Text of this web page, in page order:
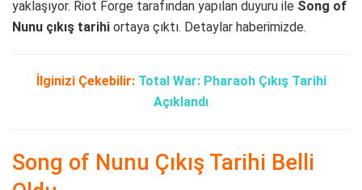
yaklaşıyor. Riot Forge tarafından yapılan duyuru ile Song of
Nunu çıkış tarihi ortaya çıktı. Detaylar haberimizde.
İlginizi Çekebilir: Total War: Pharaoh Çıkış Tarihi
Açıklandı
Song of Nunu Çıkış Tarihi Belli